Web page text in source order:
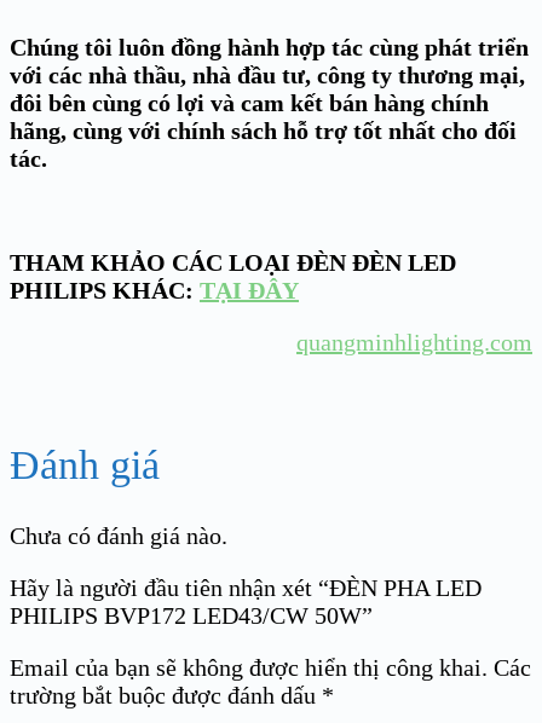
Chúng tôi luôn đồng hành hợp tác cùng phát triển
với các nhà thầu, nhà đầu tư, công ty thương mại,
đôi bên cùng có lợi và cam kết bán hàng chính
hãng, cùng với chính sách hỗ trợ tốt nhất cho đối
tác.
THAM KHẢO CÁC LOẠI ĐÈN ĐÈN LED
PHILIPS KHÁC: TẠI ĐÂY
quangminhlighting.com
Đánh giá
Chưa có đánh giá nào.
Hãy là người đầu tiên nhận xét “ĐÈN PHA LED
PHILIPS BVP172 LED43/CW 50W”
Email của bạn sẽ không được hiển thị công khai. Các
trường bắt buộc được đánh dấu *